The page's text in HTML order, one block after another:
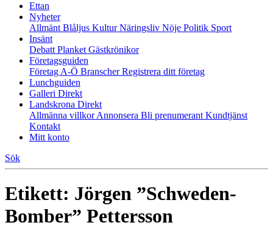
Ettan
Nyheter
Allmänt Blåljus KulturNäringsliv Nöje Politik Sport
Insänt
Debatt Planket Gästkrönikor
Företagsguiden
Företag A-Ö BranscherRegistrera ditt företag
Lunchguiden
Galleri Direkt
Landskrona Direkt
Allmänna villkorAnnonsera Bli prenumerant Kundtjänst
Kontakt
Mitt konto
Sök
Etikett: Jörgen ”Schweden-
Bomber” Pettersson